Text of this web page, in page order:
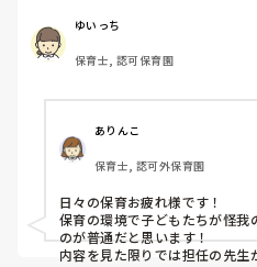
応なんでもします。
現園では、ベテラン組に入るん
途採用の中堅先生、若いクラ
私は、現園でクラス担任から
今は、ただのパートのフリー
ですか？（笑）
今日、2歳のクラスのサポート
正規のベテラン、中堅、新人2
夏休み前後に同じクラスに2ヶ
すが、その時もクラス全体落ち
る、廊下に出る、玩具を片付
ゆいっち
保育士, 認可保育園
ありんこ
保育士, 認可外保育園
日々の保育お疲れ様です！
保育の環境で子どもたちが怪我
のが普通だと思います！
内容を見た限りでは担任の先生